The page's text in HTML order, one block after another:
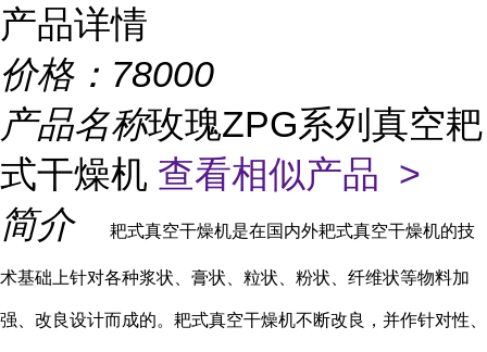
产品详情
价格： 78000
产品名称玫瑰ZPG系列真空耙
式干燥机 查看相似产品 >
简介
耙式真空干燥机是在国内外耙式真空干燥机的技
术基础上针对各种浆状、膏状、粒状、粉状、纤维状等物料加
强、改良设计而成的。耙式真空干燥机不断改良，并作针对性、